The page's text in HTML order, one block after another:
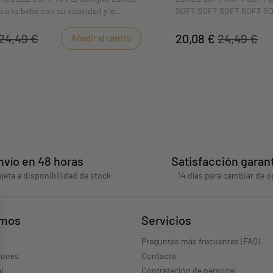
a tu bebé con su suavidad y le
y naranja de moda seducirán a las
€ Añadir al carrito
SOFT SOFT SOFT SOFT
El pequeño conejo Esmée
con su suavidad y le
20,08 € 24,49 €
en 48 horas
a disponibilidad de stock
Satisfacción
14 días para cambiar de
Servicios
Preguntas más frecuentes (FAQ)
Contacto
Contratación de personal